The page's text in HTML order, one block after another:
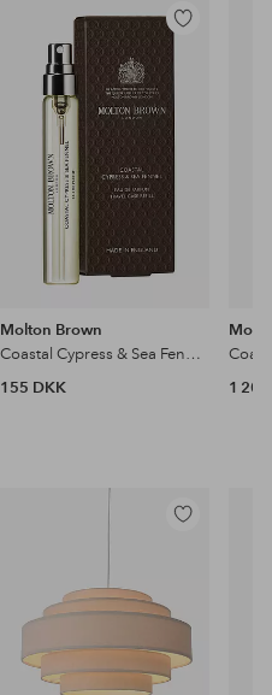
Tilføj
til
favoritter
Molton Brown
Coastal Cypress & Sea Fennel Edp
155 DKK
1
Tilføj